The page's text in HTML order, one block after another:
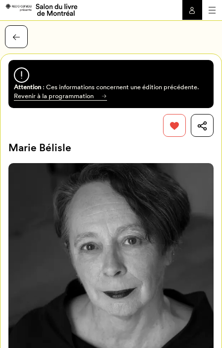
Mon Salon
Attention: Ces informations concernent une édition précédente.
Revenir à la programmation
Marie Bélisle